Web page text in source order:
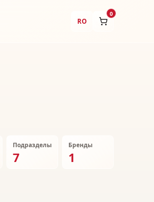
RO
0
Подразделы
7
Бренды
1